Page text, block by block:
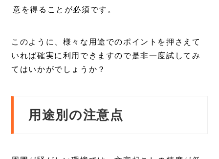
意を得ることが必須です。
このように、様々な用途でのポイントを押さえて
いれば確実に利用できますので是非一度試してみ
てはいかがでしょうか？
用途別の注意点